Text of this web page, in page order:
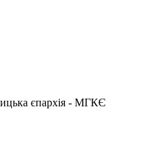
єпархія - МГКЄ